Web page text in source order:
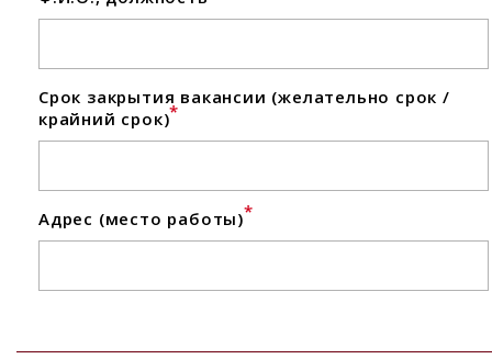
Срок закрытия вакансии (желательно срок /
крайний срок)*
Адрес (место работы)*